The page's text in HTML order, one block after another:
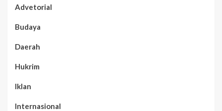
Advetorial
Budaya
Daerah
Hukrim
Iklan
Internasional